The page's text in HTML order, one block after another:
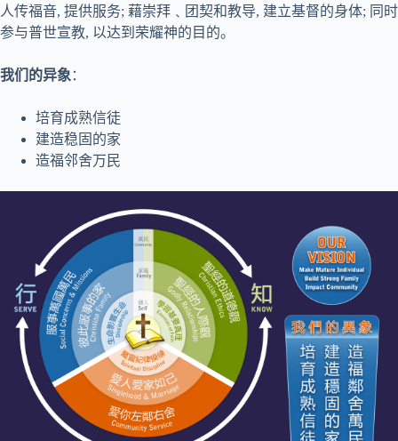
人传福音, 提供服务; 藉崇拜﹑团契和教导, 建立基督的身体; 同时
参与普世宣教, 以达到荣耀神的目的。
我们的异象 ：
培育成熟信徒
建造稳固的家
造福邻舍万民